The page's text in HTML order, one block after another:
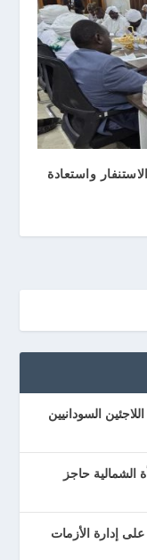
واستعادة
السودانيين
الشمالية حاجز
إدارة الأزمات